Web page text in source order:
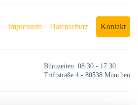
Impressum Datenschutz Kontakt
Bürozeiten: 08:30 - 17:30
Triftstraße 4 - 80538 München